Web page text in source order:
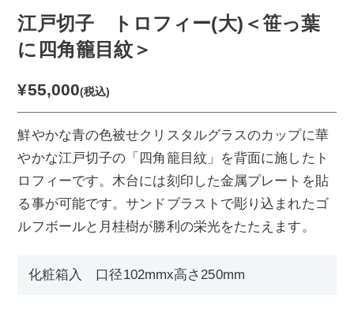
江戸切子 トロフィー(大)＜笹っ葉
に四角籠目紋＞
¥55,000(税込)
鮮やかな青の色被せクリスタルグラスのカップに華
やかな江戸切子の「四角籠目紋」を背面に施したト
ロフィーです。木台には刻印した金属プレートを貼
る事が可能です。サンドブラストで彫り込まれたゴ
ルフボールと月桂樹が勝利の栄光をたたえます。
化粧箱入 口径102mmx高さ250mm